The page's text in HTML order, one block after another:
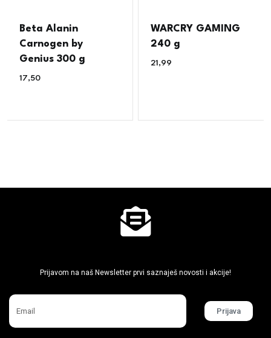
Beta Alanin
Carnogen by
Genius 300 g
17,50
WARCRY GAMING
240 g
21,99
Prijavom na naš Newsletter prvi saznaješ novosti i akcije!
Prijava